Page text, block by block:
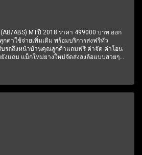
า 499000 บาท ออก
กค่าใช้จ่ายเพิ่มเติม พร้อมบริการส่งฟรีทั่ว
บรถถึงหน้าบ้านคุณลูกค้าแถมฟรี ค่าจัด ค่าโอน
งแถม แม็กใหม่ยางใหม่จัดส่งลงล้อแบบสวยๆมี
ปี 60,000 โลฟรีบริการช่วยเหลือฉุกเฉินตลอด
รับประกันให้ทุกชิ้นส่วน มีรถให้เลือกมากกว่า